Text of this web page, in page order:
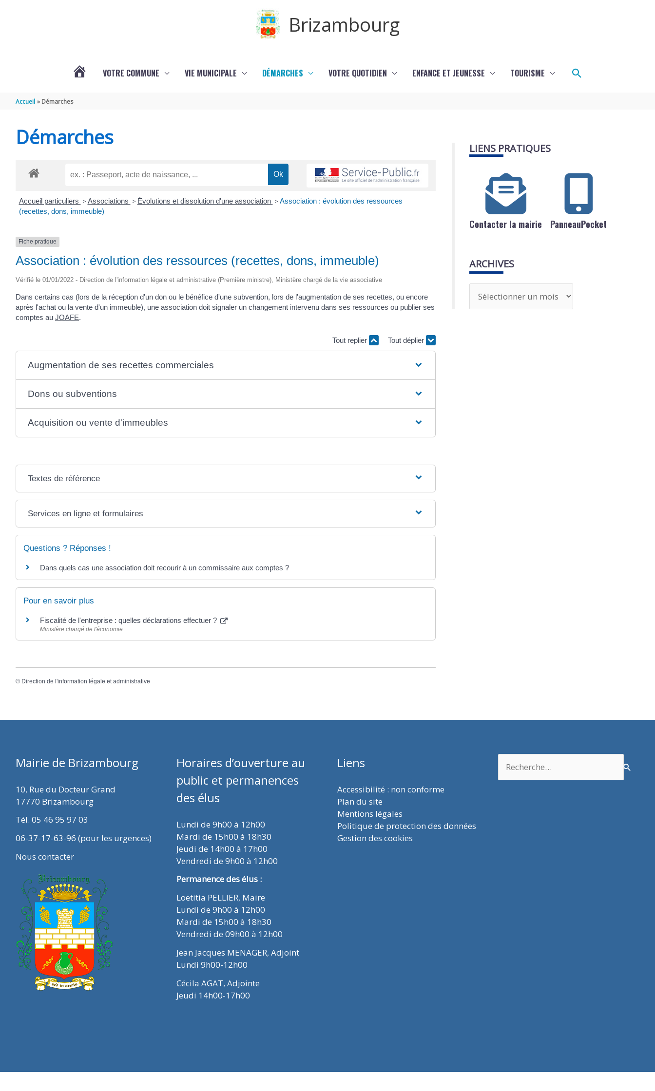
Brizambourg
VOTRE COMMUNE VIE MUNICIPALE DÉMARCHES VOTRE QUOTIDIEN ENFANCE ET JEUNESSE TOURISME Rechercher
Accueil Démarches
Démarches
Accueil particuliers > Associations > Évolutions et dissolution d'une association > Association : évolution des ressources
(recettes, dons, immeuble)
Fiche pratique
Association : évolution des ressources (recettes, dons, immeuble)
Vérifié le 01/01/2022 - Direction de l'information légale et administrative (Première ministre), Ministère chargé de la vie associative
Dans certains cas (lors de la réception d'un don ou le bénéfice d'une subvention, lors de l'augmentation de ses recettes, ou encore
après l'achat ou la vente d'un immeuble), une association doit signaler un changement intervenu dans ses ressources ou publier ses
comptes au JOAFE.
Tout replier Tout déplier
Augmentation de ses recettes commerciales
Dons ou subventions
Acquisition ou vente d'immeubles
Textes de référence
Services en ligne et formulaires
Questions ? Réponses !
Dans quels cas une association doit recourir à un commissaire aux comptes ?
Pour en savoir plus
Fiscalité de l'entreprise : quelles déclarations effectuer ?
Ministère chargé de l'économie
© Direction de l'information légale et administrative
LIENS PRATIQUES
Contacter la mairie PanneauPocket
ARCHIVES
r
Mairie de Brizambourg
10, Rue du Docteur Grand
17770 Brizambourg
Tél. 05 46 95 97 03
06-37-17-63-96 (pour les urgences)
Nous contacter
Horaires d’ouverture au
public et permanences
des élus
Lundi de 9h00 à 12h00
Mardi de 15h00 à 18h30
Jeudi de 14h00 à 17h00
Vendredi de 9h00 à 12h00
Permanence des élus :
Loëtitia PELLIER, Maire
Lundi de 9h00 à 12h00
Mardi de 15h00 à 18h30
Vendredi de 09h00 à 12h00
Jean Jacques MENAGER, Adjoint
Lundi 9h00-12h00
Cécila AGAT, Adjointe
Jeudi 14h00-17h00
Liens
Accessibilité : non conforme
Plan du site
Mentions légales
Politique de protection des données
Gestion des cookies